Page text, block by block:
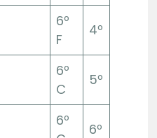
6º
F
4º
6º
C
5º
6º
6º